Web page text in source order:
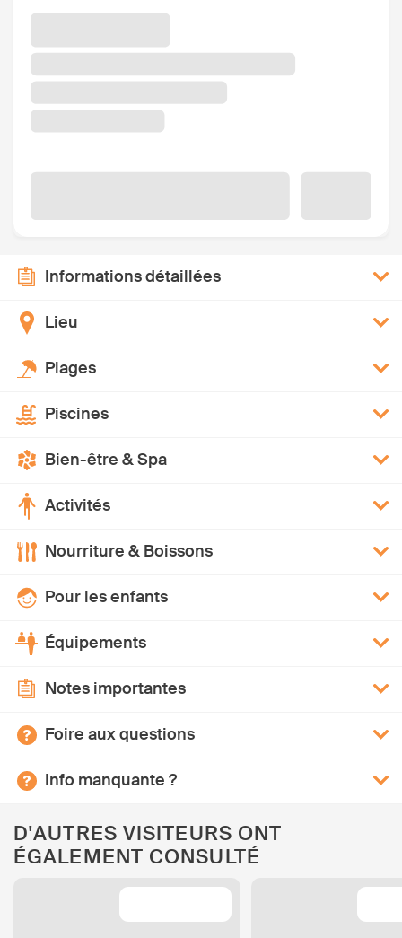
Informations détaillées
Lieu
Plages
Piscines
Bien-être & Spa
Activités
Nourriture & Boissons
Pour les enfants
Équipements
Notes importantes
Foire aux questions
Info manquante ?
D'AUTRES VISITEURS ONT
ÉGALEMENT CONSULTÉ